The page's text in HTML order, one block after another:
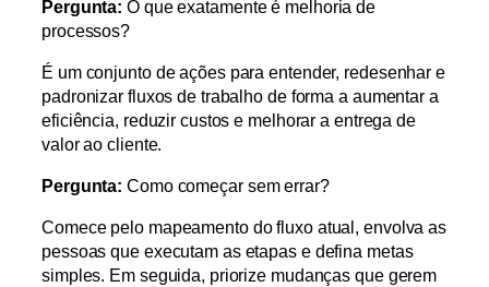
Pergunta: O que exatamente é melhoria de
processos?
É um conjunto de ações para entender, redesenhar e
padronizar fluxos de trabalho de forma a aumentar a
eficiência, reduzir custos e melhorar a entrega de
valor ao cliente.
Pergunta: Como começar sem errar?
Comece pelo mapeamento do fluxo atual, envolva as
pessoas que executam as etapas e defina metas
simples. Em seguida, priorize mudanças que gerem